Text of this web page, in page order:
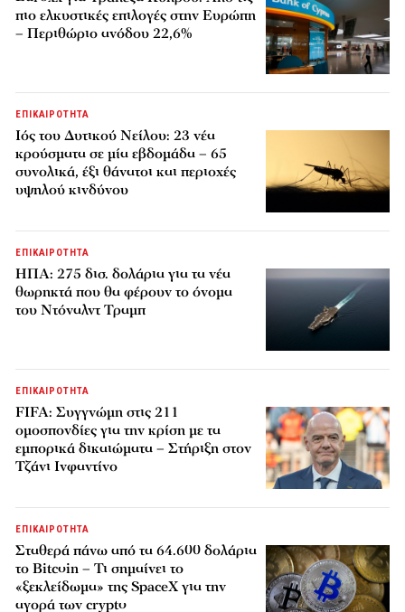
πιο ελκυστικές επιλογές στην Ευρώπη
– Περιθώριο ανόδου 22,6%
ΕΠΙΚΑΙΡΟΤΗΤΑ
Ιός του Δυτικού Νείλου: 23 νέα
κρούσματα σε μία εβδομάδα – 65
συνολικά, έξι θάνατοι και περιοχές
υψηλού κινδύνου
ΕΠΙΚΑΙΡΟΤΗΤΑ
ΗΠΑ: 275 δισ. δολάρια για τα νέα
θωρηκτά που θα φέρουν το όνομα
του Ντόναλντ Τραμπ
ΕΠΙΚΑΙΡΟΤΗΤΑ
FIFA: Συγγνώμη στις 211
ομοσπονδίες για την κρίση με τα
εμπορικά δικαιώματα – Στήριξη στον
Τζάνι Ινφαντίνο
ΕΠΙΚΑΙΡΟΤΗΤΑ
Σταθερά πάνω από τα 64.600 δολάρια
το Bitcoin – Τι σημαίνει το
«ξεκλείδωμα» της SpaceX για την
αγορά των crypto